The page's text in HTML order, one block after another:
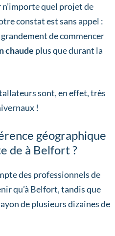
n’importe quel projet de
constat est sans appel :
de commencer
chaude plus que durant la
sont, en effet, très
!
géographique
de à Belfort ?
des professionnels de
qu’à Belfort, tandis que
de plusieurs dizaines de